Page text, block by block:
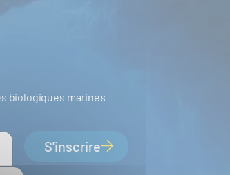
biologiques marines
S'inscrire